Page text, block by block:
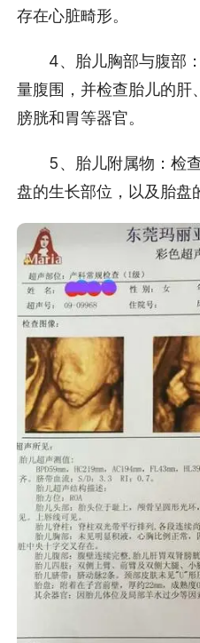
存在心脏畸形。
4、胎儿胸部与腹部：
量腹围，并检查胎儿的肝
膀胱和胃等器官。
5、胎儿附属物：检查
盘的生长部位，以及胎盘